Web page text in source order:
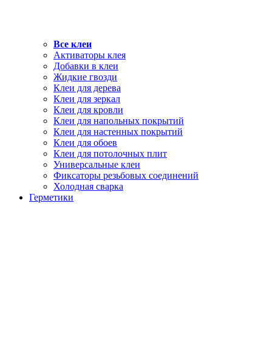
Все клеи
Активаторы клея
Добавки в клеи
Жидкие гвозди
Клеи для дерева
Клеи для зеркал
Клеи для кровли
Клеи для напольных покрытий
Клеи для настенных покрытий
Клеи для обоев
Клеи для потолочных плит
Универсальные клеи
Фиксаторы резьбовых соединений
Холодная сварка
Герметики